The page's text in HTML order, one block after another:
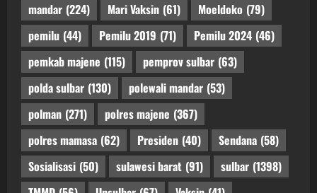
mandar (224) Mari Vaksin (61) Moeldoko (79)
pemilu (44) Pemilu 2019 (71) Pemilu 2024 (46)
pemkab majene (115) pemprov sulbar (63)
polda sulbar (130) polewali mandar (53)
polman (271) polres majene (367)
polres mamasa (62) Presiden (40) Sendana (58)
Sosialisasi (50) sulawesi barat (91) sulbar (1398)